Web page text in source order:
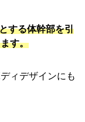
する体幹部を引
す。
ィデザインにも